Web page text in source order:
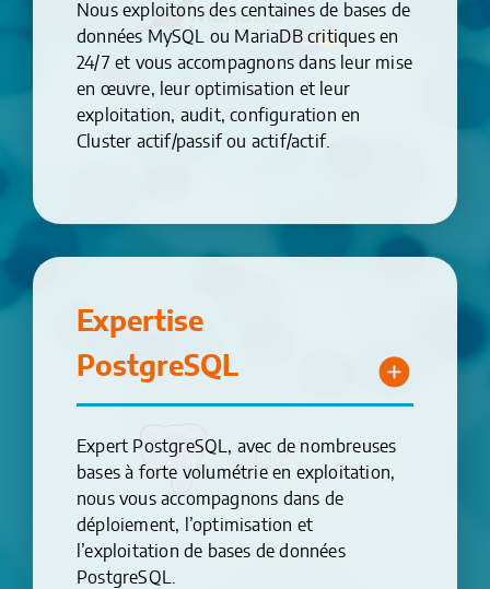
Nous exploitons des centaines de bases de
données MySQL ou MariaDB critiques en
24/7 et vous accompagnons dans leur mise
en œuvre, leur optimisation et leur
exploitation, audit, configuration en
Cluster actif/passif ou actif/actif.
Expertise
PostgreSQL
Expert PostgreSQL, avec de nombreuses
bases à forte volumétrie en exploitation,
nous vous accompagnons dans de
déploiement, l’optimisation et
l’exploitation de bases de données
PostgreSQL.